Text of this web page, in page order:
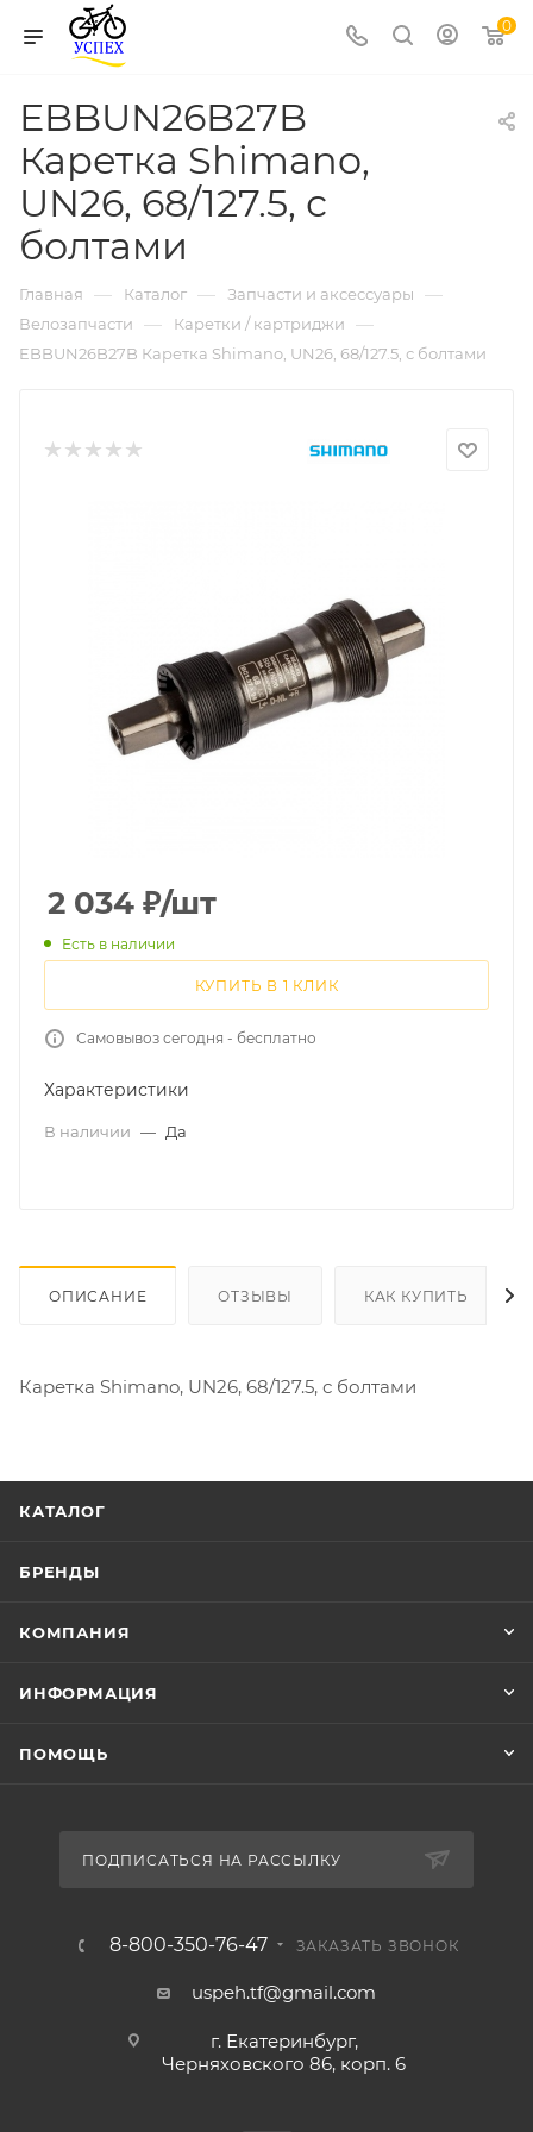
0
EBBUN26B27B
Каретка Shimano,
UN26, 68/127.5, с
болтами
Главная — Каталог — Запчасти и аксессуары —
Велозапчасти — Каретки / картриджи —
EBBUN26B27B Каретка Shimano, UN26, 68/127.5, с болтами
2 034 ₽/шт
Есть в наличии
КУПИТЬ В 1 КЛИК
Самовывоз сегодня - бесплатно
Характеристики
В наличии — Да
ОПИСАНИЕ ОТЗЫВЫ КАК КУПИТЬ
Каретка Shimano, UN26, 68/127.5, с болтами
КАТАЛОГ
БРЕНДЫ
КОМПАНИЯ
ИНФОРМАЦИЯ
ПОМОЩЬ
ПОДПИСАТЬСЯ НА РАССЫЛКУ
8-800-350-76-47 ЗАКАЗАТЬ ЗВОНОК
uspeh.tf@gmail.com
г. Екатеринбург,
Черняховского 86, корп. 6​